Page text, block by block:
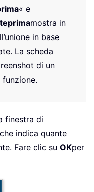
« e
mostra in
in base
La scheda
di un
finestra di
indica quante
Fare clic su OKper